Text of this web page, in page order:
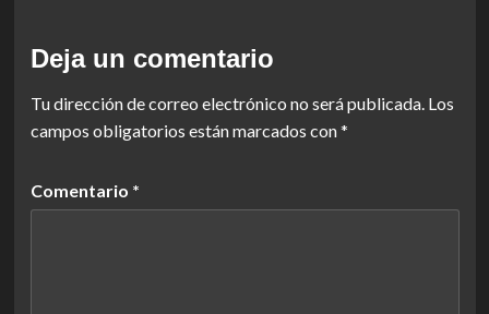
Deja un comentario
Tu dirección de correo electrónico no será publicada. Los
campos obligatorios están marcados con*
Comentario *